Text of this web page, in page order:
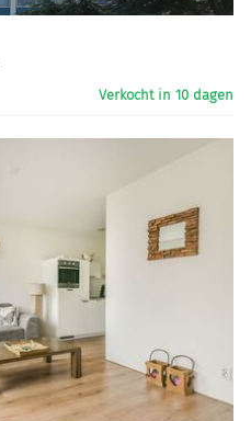
Verkocht in 10 dagen